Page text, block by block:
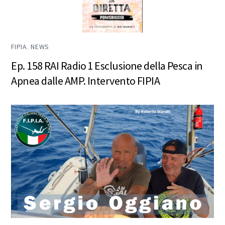
FIPIA,NEWS
Ep. 158 RAI Radio 1 Esclusione della Pesca in
Apnea dalle AMP. Intervento FIPIA